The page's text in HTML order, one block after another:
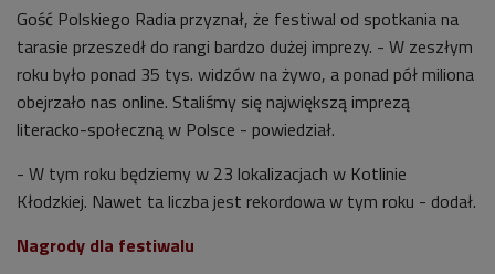
Gość Polskiego Radia przyznał, że festiwal od spotkania na
tarasie przeszedł do rangi bardzo dużej imprezy. - W zeszłym
roku było ponad 35 tys. widzów na żywo, a ponad pół miliona
obejrzało nas online. Staliśmy się największą imprezą
literacko-społeczną w Polsce - powiedział.
- W tym roku będziemy w 23 lokalizacjach w Kotlinie
Kłodzkiej. Nawet ta liczba jest rekordowa w tym roku - dodał.
Nagrody dla festiwalu